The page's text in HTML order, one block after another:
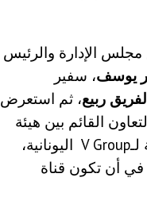
الإدارة والرئيس
يوسف، سفير
ربيع، ثم استعرض
القائم بين هيئة
قناة السويس وشركة Antipollution، إحدى الشركات التابعة لـV Group اليونانية،
في أن تكون قناة